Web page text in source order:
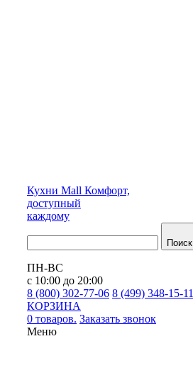
Кухни Mall Комфорт,
доступный
каждому
Поиск
ПН-ВС
с 10:00 до 20:00
8 (800) 302-77-06 8 (499) 348-15-11
КОРЗИНА
0 товаров. Заказать звонок
Меню